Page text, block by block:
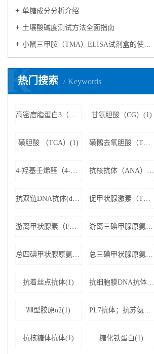
​单糖成分分析介绍
​土壤酸碱度测试方法全面指南
小鼠三甲胺（TMA）ELISA试剂盒的使用方法
热门搜索 Keywords
K
高密度脂蛋白3（HDL3）(1) 甘氨胆酸（CG）(1)
磺胆酸 （TCA）(1) 磺鹅去氧胆酸（TCDCA）(1)
4-羟基壬烯醛（4-HNE）(1) 抗核抗体（ANA）(1)
抗双链DNA抗体(dsDNA)(1) 促甲状腺激素（TSH）(1)
游离甲状腺素（FT4）(1) 游离三碘甲腺原氨酸（FT3）(1)
总四碘甲状腺原氨酸（TT4）(1) 总三碘甲状腺原氨酸（TT3)(1)
抗着丝点抗体(1) 抗细胞膜DNA抗体(1)
Ⅷ型胶原α2(1) PL7抗体；抗苏氨酰tRNA合成酶(1)
抗核糖体抗体(1) 糖化铁蛋白(1)